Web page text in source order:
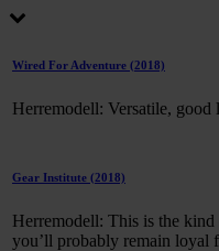
Wired For Adventure (2018)
Herremodell: Versatile, good
Gear Institute (2018)
Herremodell: This is the
you’ll probably remain loyal